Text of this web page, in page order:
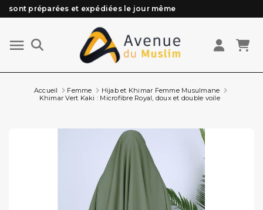
Besoin d'aide ? Retrouvez notre FAQ
Livraison offerte à partir de 89€ d'achat*
Les Commandes passées avant 15h (lun au Vend)
Accueil Femme
Hijab et Khimar Femme Musulmane
Khimar Vert Kaki : Microfibre Royal, doux et double voile